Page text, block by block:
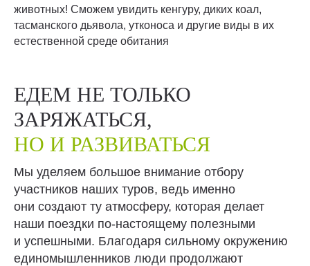
животных! Сможем увидить кенгуру, диких коал,
тасманского дьявола, утконоса и другие виды в их
естественной среде обитания
ЕДЕМ НЕ ТОЛЬКО
ЗАРЯЖАТЬСЯ,
НО И РАЗВИВАТЬСЯ
Мы уделяем большое внимание отбору
участников наших туров, ведь именно
они создают ту атмосферу, которая делает
наши поездки по-настоящему полезными
и успешными. Благодаря сильному окружению
единомышленников люди продолжают